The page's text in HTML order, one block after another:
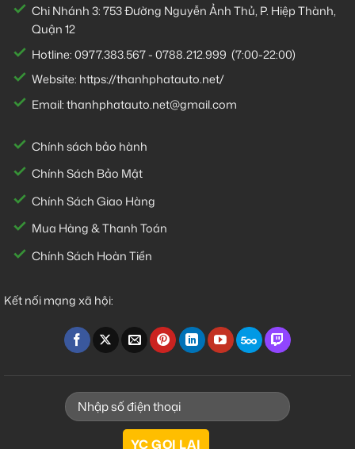
Chi Nhánh 3:753 Đường Nguyễn Ảnh Thủ, P. Hiệp Thành,
Quận 12
Hotline:0977.383.567-0788.212.999 (7:00-22:00)
Website: https://thanhphatauto.net/
Email:thanhphatauto.net@gmail.com
Chính sách bảo hành
Chính Sách Bảo Mật
Chính Sách Giao Hàng
Mua Hàng & Thanh Toán
Chính Sách Hoàn Tiền
Kết nối mạng xã hội: